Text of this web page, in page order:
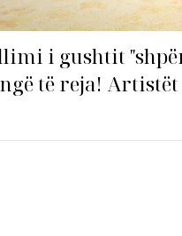
i gushtit
të reja!